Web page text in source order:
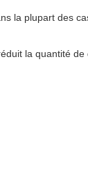
la plupart des
la quantité